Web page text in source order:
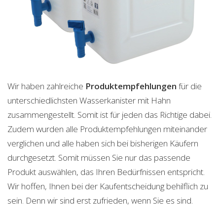
Wir haben zahlreiche Produktempfehlungen für die
unterschiedlichsten Wasserkanister mit Hahn
zusammengestellt. Somit ist für jeden das Richtige dabei.
Zudem wurden alle Produktempfehlungen miteinander
verglichen und alle haben sich bei bisherigen Käufern
durchgesetzt. Somit müssen Sie nur das passende
Produkt auswählen, das Ihren Bedürfnissen entspricht.
Wir hoffen, Ihnen bei der Kaufentscheidung behilflich zu
sein. Denn wir sind erst zufrieden, wenn Sie es sind.